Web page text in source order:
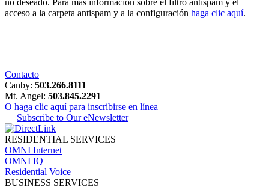
no deseado. Para más información sobre el filtro antispam y el
acceso a la carpeta antispam y a la configuración haga clic aquí.
Contacto
Canby: 503.266.8111
Mt. Angel: 503.845.2291
O haga clic aquí para inscribirse en línea
Subscribe to Our eNewsletter
RESIDENTIAL SERVICES
OMNI Internet
OMNI IQ
Residential Voice
BUSINESS SERVICES